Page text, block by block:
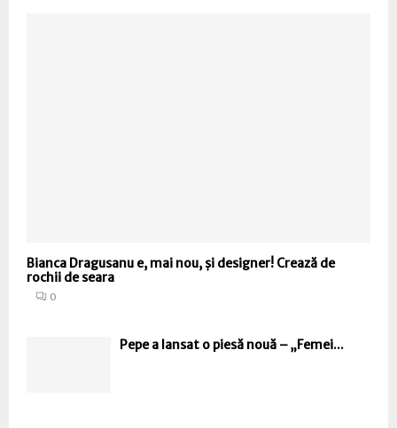
Bianca Dragusanu e, mai nou, și designer! Crează de
rochii de seara
0
Pepe a lansat o piesă nouă – „Femei...